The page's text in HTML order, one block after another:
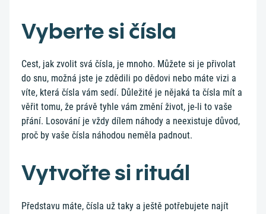
Vyberte si čísla
Cest, jak zvolit svá čísla, je mnoho. Můžete si je přivolat
do snu, možná jste je zdědili po dědovi nebo máte vizi a
víte, která čísla vám sedí. Důležité je nějaká ta čísla mít a
věřit tomu, že právě tyhle vám změní život, je-li to vaše
přání. Losování je vždy dílem náhody a neexistuje důvod,
proč by vaše čísla náhodou neměla padnout.
Vytvořte si rituál
Představu máte, čísla už taky a ještě potřebujete najít